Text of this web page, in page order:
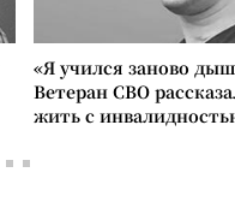
«Я учился заново
Ветеран СВО
жить с